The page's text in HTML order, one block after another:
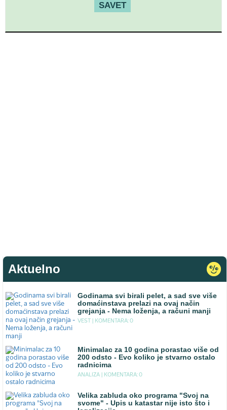
SAVET
Aktuelno
Godinama svi birali pelet, a sad sve više
domaćinstava prelazi na ovaj način
grejanja - Nema loženja, a računi manji
VEST | KOMENTARA: 0
Minimalac za 10 godina porastao više od
200 odsto - Evo koliko je stvarno ostalo
radnicima
ANALIZA | KOMENTARA: 0
Velika zabluda oko programa "Svoj na
svome" - Upis u katastar nije isto što i